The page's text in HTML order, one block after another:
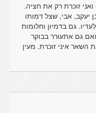
זוכרת רק את חציה.
יעקב, אבי, שצל דמותו
גם בדמיון וחלומות
גם אתעורר בבוקר
השאר איני זוכרת. מעין